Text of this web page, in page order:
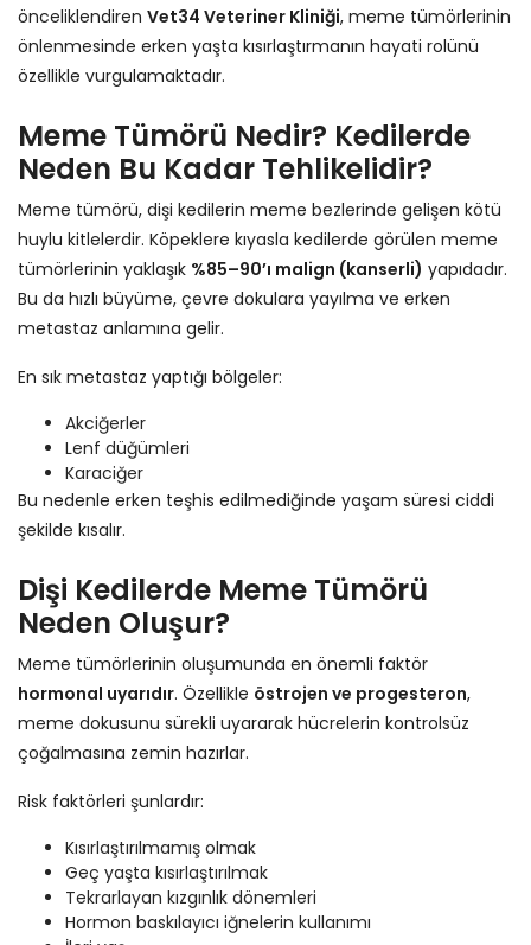
önceliklendiren Vet34 Veteriner Kliniği, meme tümörlerinin
önlenmesinde erken yaşta kısırlaştırmanın hayati rolünü
özellikle vurgulamaktadır.
Meme Tümörü Nedir? Kedilerde
Neden Bu Kadar Tehlikelidir?
Meme tümörü, dişi kedilerin meme bezlerinde gelişen kötü
huylu kitlelerdir. Köpeklere kıyasla kedilerde görülen meme
tümörlerinin yaklaşık %85–90’ı malign (kanserli) yapıdadır.
Bu da hızlı büyüme, çevre dokulara yayılma ve erken
metastaz anlamına gelir.
En sık metastaz yaptığı bölgeler:
Akciğerler
Lenf düğümleri
Karaciğer
Bu nedenle erken teşhis edilmediğinde yaşam süresi ciddi
şekilde kısalır.
Dişi Kedilerde Meme Tümörü
Neden Oluşur?
Meme tümörlerinin oluşumunda en önemli faktör
hormonal uyarıdır. Özellikle östrojen ve progesteron,
meme dokusunu sürekli uyararak hücrelerin kontrolsüz
çoğalmasına zemin hazırlar.
Risk faktörleri şunlardır:
Kısırlaştırılmamış olmak
Geç yaşta kısırlaştırılmak
Tekrarlayan kızgınlık dönemleri
Hormon baskılayıcı iğnelerin kullanımı